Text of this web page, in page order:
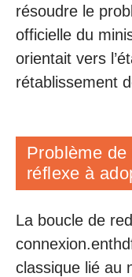
résoudre le
officielle du
orientait vers
rétablissement
Problème
réflexe à
La boucle de
classique lié au